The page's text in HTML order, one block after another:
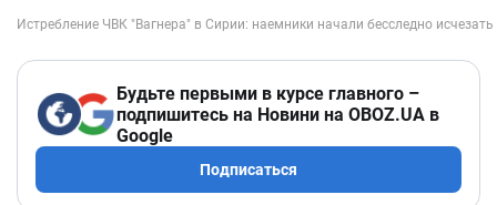
Будьте первыми в курсе главного –
подпишитесь на Новини на OBOZ.UA в
Google
Подписаться